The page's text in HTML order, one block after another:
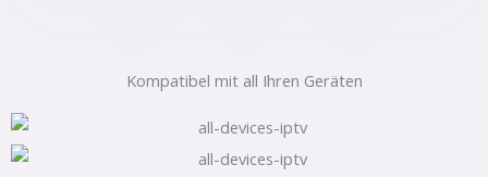
Kompatibel mit all Ihren Geräten